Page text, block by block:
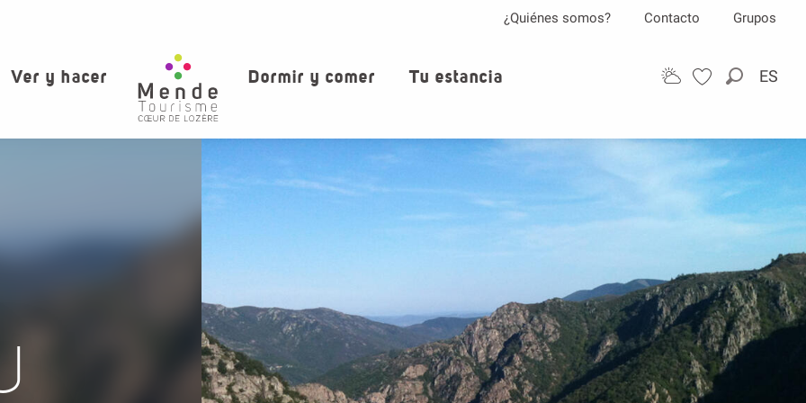
Buscar
ES
¿Quiénes somos? Contacto Grupos
Ver y hacer Dormir y comer Tu estancia